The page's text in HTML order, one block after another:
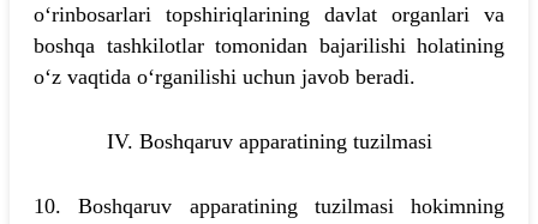
o‘rinbosarlari topshiriqlarining davlat organlari va
boshqa tashkilotlar tomonidan bajarilishi holatining
o‘z vaqtida o‘rganilishi uchun javob beradi.
IV. Boshqaruv apparatining tuzilmasi
10. Boshqaruv apparatining tuzilmasi hokimning